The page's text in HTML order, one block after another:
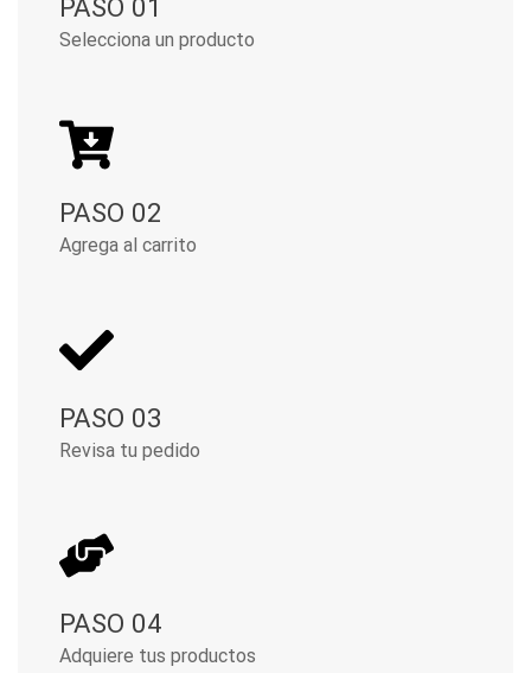
PASO 01
Selecciona un producto
PASO 02
Agrega al carrito
PASO 03
Revisa tu pedido
PASO 04
Adquiere tus productos